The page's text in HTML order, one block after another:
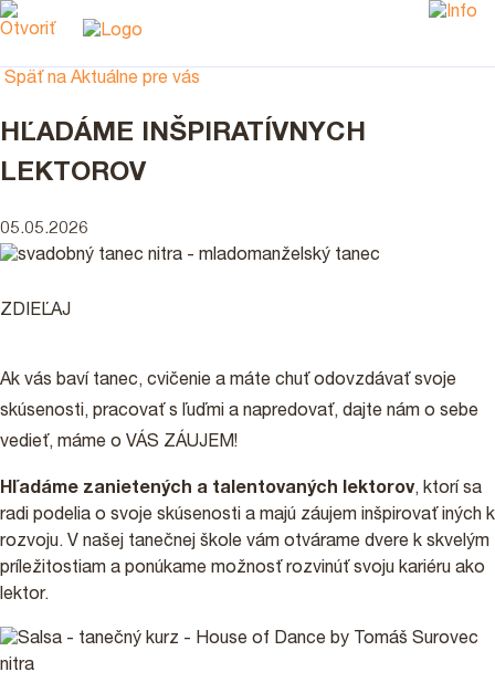
Späť na Aktuálne pre vás
HĽADÁME INŠPIRATÍVNYCH
LEKTOROV
05.05.2026
ZDIEĽAJ
Ak vás baví tanec, cvičenie a máte chuť odovzdávať svoje
skúsenosti, pracovať s ľuďmi a napredovať, dajte nám o sebe
vedieť, máme o VÁS ZÁUJEM!
Hľadáme zanietených a talentovaných lektorov, ktorí sa
radi podelia o svoje skúsenosti a majú záujem inšpirovať iných k
rozvoju. V našej tanečnej škole vám otvárame dvere k skvelým
príležitostiam a ponúkame možnosť rozvinúť svoju kariéru ako
lektor.